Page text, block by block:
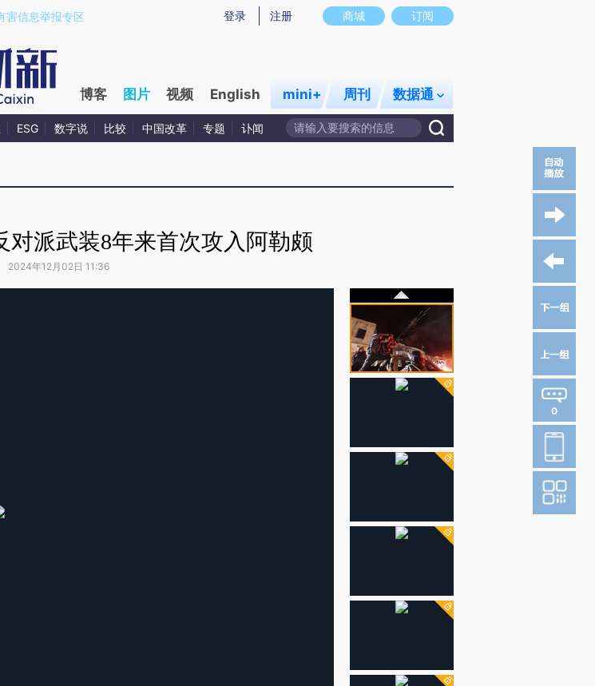
商城 订阅
登录 注册
害信息举报专区
博客 图片 视频 English mini+ 周刊 数据通
ESG 数字说 比较 中国改革 专题 讣闻
对派武装8年来首次攻入阿勒颇
2024年12月02日 11:36
0